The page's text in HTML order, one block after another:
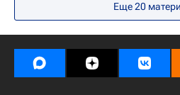
Республика Башкортостан
Жизнь без преград
Весь
Европа
Приволжский ФО
Детские вопросы
Россия
Еще20